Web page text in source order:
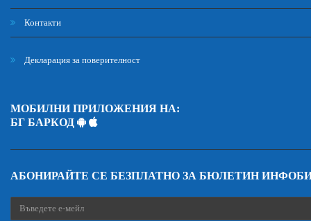
Контакти
Декларация за поверителност
МОБИЛНИ ПРИЛОЖЕНИЯ НА:
БГ БАРКОД
АБОНИРАЙТЕ СЕ БЕЗПЛАТНО ЗА БЮЛЕТИН